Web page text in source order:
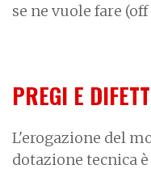
se ne vuole fare (off
PREGI E
L'erogazione del
dotazione tecnica